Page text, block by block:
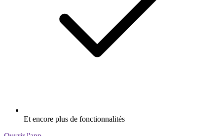
Et encore plus de fonctionnalités